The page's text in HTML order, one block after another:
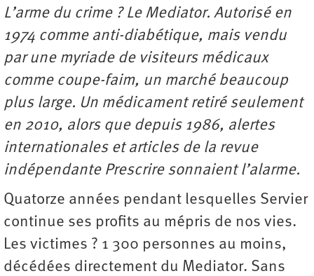
L’arme du crime ? Le Mediator. Autorisé en
1974 comme anti-diabétique, mais vendu
par une myriade de visiteurs médicaux
comme coupe-faim, un marché beaucoup
plus large. Un médicament retiré seulement
en 2010, alors que depuis 1986, alertes
internationales et articles de la revue
indépendante Prescrire sonnaient l’alarme.
Quatorze années pendant lesquelles Servier
continue ses profits au mépris de nos vies.
Les victimes ? 1 300 personnes au moins,
décédées directement du Mediator. Sans